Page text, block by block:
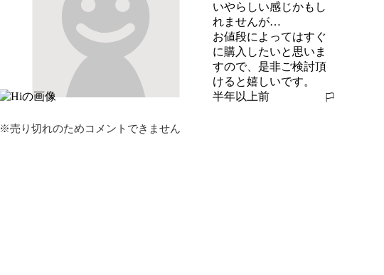
いやらしい感じかもし
れませんが…
お値段によってはすぐ
に購入したいと思いま
すので、是非ご検討頂
けると嬉しいです。
半年以上前
報告する
※売り切れのためコメントできません